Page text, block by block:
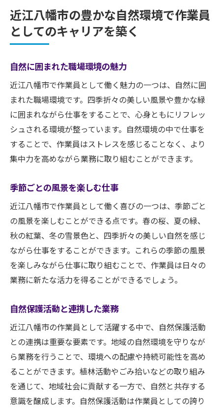
近江八幡市の豊かな自然環境で作業員
としてのキャリアを築く
自然に囲まれた職場環境の魅力
近江八幡市で作業員として働く魅力の一つは、自然に囲
まれた職場環境です。四季折々の美しい風景や豊かな緑
に囲まれながら仕事をすることで、心身ともにリフレッ
シュされる環境が整っています。自然環境の中で仕事を
することで、作業員はストレスを感じることなく、より
集中力を高めながら業務に取り組むことができます。
季節ごとの風景を楽しむ仕事
近江八幡市で作業員として働く喜びの一つは、季節ごと
の風景を楽しむことができる点です。春の桜、夏の緑、
秋の紅葉、冬の雪景色と、四季折々の美しい自然を感じ
ながら仕事をすることができます。これらの季節の風景
を楽しみながら仕事に取り組むことで、作業員は日々の
業務に新たな活力を得ることができるでしょう。
自然保護活動と連携した業務
近江八幡市の作業員として活躍する中で、自然保護活動
との連携は重要な要素です。地域の自然環境を守りなが
ら業務を行うことで、環境への配慮や持続可能性を高め
ることができます。植林活動やごみ拾いなどの取り組み
を通じて、地域社会に貢献する一方で、自然と共存する
意識を醸成します。自然保護活動は作業員としての誇り